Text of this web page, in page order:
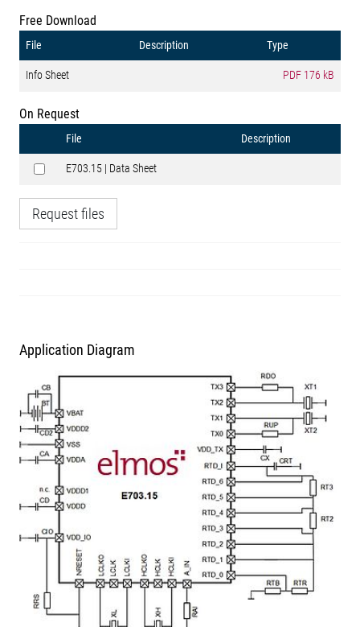
Free Download
File Description Type
Info Sheet PDF 176 kB
On Request
File Description
E703.15 | Data Sheet
Request files
Application Diagram